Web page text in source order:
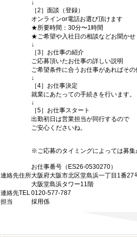
↓
［2］面談（登録）
オンラインor電話お選び頂けます
★所要時間：30分〜1時間
★ご希望や入社日の相談などお聞かせ
↓
［3］お仕事の紹介
ご応募頂いたお仕事の詳しい説明
ご希望条件に合うお仕事があればそ
↓
［4］お仕事決定
就業にあたっての手続きを行います。
↓
［5］お仕事スタート
出勤初日は営業担当が同行するので
ご安心くださいね。
※ご応募のタイミングによっては募集
お仕事番号（ES26-0530270）
連絡先住所大阪府大阪市北区堂島浜一丁目1番27
大阪堂島浜タワー11階
連絡先TEL0120-577-787
担当
採用係